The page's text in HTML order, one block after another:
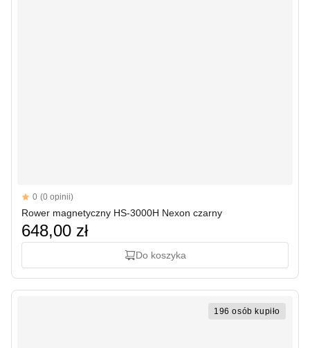
Reviews
0 (0 opinii)
Rower magnetyczny HS-3000H Nexon czarny
648,00 zł
Do koszyka
196 osób kupiło